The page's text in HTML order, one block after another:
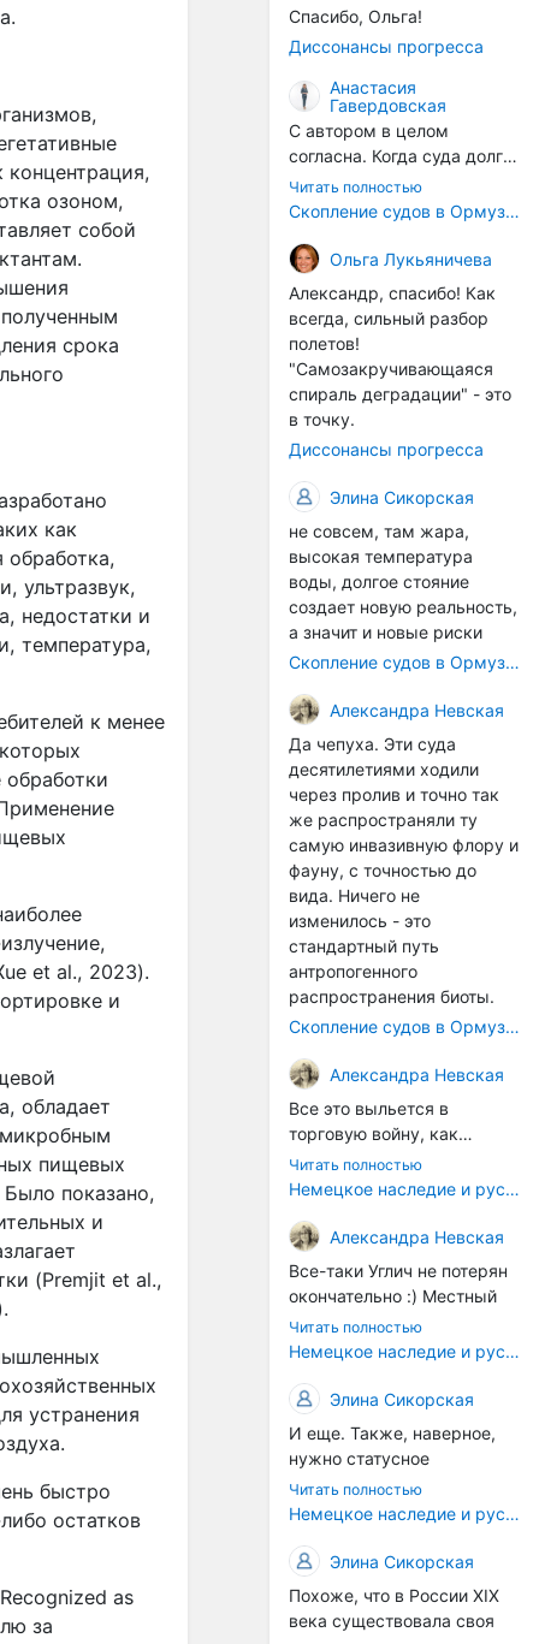
концентрация,
озоном,
собой
срока
как
обработка,
ультразвук,
недостатки и
температура,
к менее
et al., 2023).
и
обладает
пищевых
показано,
и
(Premjit et al.,
устранения
быстро
остатков
as
за
организмов. И год за
годом, век за веком суда
разносят эти самые
организмы по пути
следования.
Спасибо, Ольга!
Диссонансы прогресса
Анастасия
Гавердовская
С автором в целом
согласна. Когда суда долго
стоят в теплой воде, на их
корпусах активно
организмы, и потом они
могут быть перенесены в
другие регионы. Поэтому
проблема вполне реальная
— просто я бы говорила не
о неизбежной катастрофе,
а о повышенном риске,
который нельзя
игнорировать. А так да 👍
Читать полностью
Скопление судов в Ормузском проливе грозит катастрофическим распространением инвазивных видов
Ольга Лукьяничева
Александр, спасибо! Как
всегда, сильный разбор
полетов!
"Самозакручивающаяся
спираль деградации" - это
в точку.
Диссонансы прогресса
Элина Сикорская
не совсем, там жара,
высокая температура
воды, долгое стояние
создает новую реальность,
а значит и новые риски
Скопление судов в Ормузском проливе грозит катастрофическим распространением инвазивных видов
Александра Невская
Да чепуха. Эти суда
десятилетиями ходили
через пролив и точно так
же распространяли ту
самую инвазивную флору и
фауну, с точностью до
вида. Ничего не
изменилось - это
стандартный путь
антропогенного
распространения биоты.
Скопление судов в Ормузском проливе грозит катастрофическим распространением инвазивных видов
Александра Невская
Все это выльется в
торговую войну, как
печально известная война
за Адыгейский сыр. Собаки
Когда региональный
продукт начнут делать
многие мастера региона, а
не единицы энтузиастов,
вот тогда можно подумать
об этом. Пока рано, рано.
Читать полностью
Немецкое наследие и русский характер: история колбасного дела в Российской империи
Александра Невская
Все-таки Углич не потерян
окончательно :) Местный
институт сыроделия
делает сейчас отличные
плесенью - хотя конечно,
возродить рецепты
углицких колбасников
было бы прекрасно. Только
это сегодня дело не
государства (в самом
лучшем случае оно могло
бы возродить плановую
экономику, а не
исторические ремесла,
Читать полностью
Немецкое наследие и русский характер: история колбасного дела в Российской империи
Элина Сикорская
И еще. Также, наверное,
нужно статусное
законодательство. В
Европе есть защита
— пармская ветчина не
может производиться в
другом регионе. У нас это
почти не работает.
Читать полностью
Немецкое наследие и русский характер: история колбасного дела в Российской империи
Элина Сикорская
Похоже, что в России XIX
века существовала своя